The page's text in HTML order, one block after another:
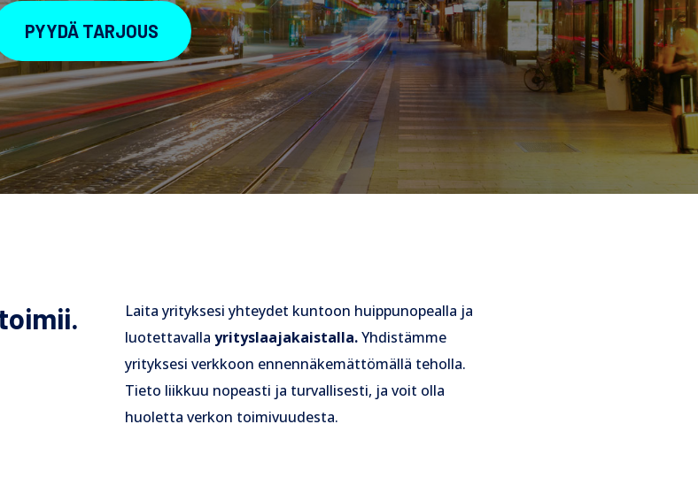
PYYDÄ TARJOUS
Laita yrityksesi yhteydet kuntoon huippunopealla ja
luotettavalla yrityslaajakaistalla.Yhdistämme
yrityksesi verkkoon ennennäkemättömällä teholla.
Tieto liikkuu nopeasti ja turvallisesti, ja voit olla
huoletta verkon toimivuudesta.